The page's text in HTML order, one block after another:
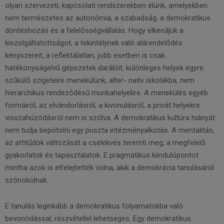
olyan szervezeti, kapcsolati rendszerekben élünk, amelyekben
nem természetes az autonómia, a szabadság, a demokratikus
döntéshozás és a felelősségvállalás. Hogy elkerüljük a
kiszolgáltatottságot, a tekintélynek való alárendelődés
kényszereit, a reflektálatlan, jobb esetben is csak
hatékonyságelvű gépezetek darálóit, különleges helyek egyre
szűkülő szigeteire menekülünk, alter- natív iskolákba, nem
hierarchikus rendeződésű munkahelyekre. A menekülés egyéb
formáiról, az elvándorlásról, a kivonulásról, a privát helyekre
visszahúzódásról nem is szólva. A demokratikus kultúra hiányát
nem tudja bepótolni egy puszta intézményalkotás. A mentalitás,
az attitűdök változását a cselekvés teremti meg, a megfelelő
gyakorlatok és tapasztalatok. E pragmatikus kiindulópontot
mintha azok is elfelejtették volna, akik a demokrácia tanulásáról
szónokolnak.
E tanulás leginkább a demokratikus folyamatokba való
bevonódással, részvétellel lehetséges. Egy demokratikus